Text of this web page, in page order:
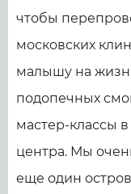
чтобы
московских
малышу на
подопечных
мастер-классы
центра. Мы
еще один